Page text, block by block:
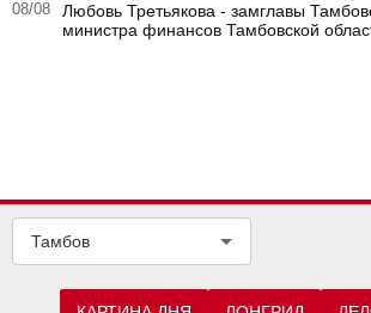
08/08
Любовь Третьякова - замглавы
министра финансов Тамбовской
Тамбов